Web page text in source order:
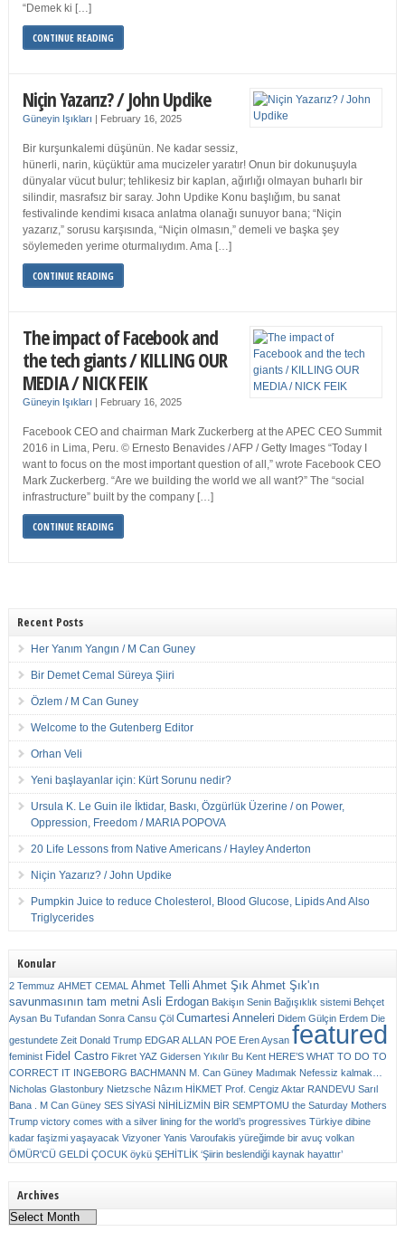
“Demek ki […]
CONTINUE READING
Niçin Yazarız? / John Updike
Güneyin Işıkları | February 16, 2025
Bir kurşunkalemi düşünün. Ne kadar sessiz,
hünerli, narin, küçüktür ama mucizeler yaratır! Onun bir dokunuşuyla
dünyalar vücut bulur; tehlikesiz bir kaplan, ağırlığı olmayan buharlı bir
silindir, masrafsız bir saray. John Updike Konu başlığım, bu sanat
festivalinde kendimi kısaca anlatma olanağı sunuyor bana; “Niçin
yazarız,” sorusu karşısında, “Niçin olmasın,” demeli ve başka şey
söylemeden yerime oturmalıydım. Ama […]
CONTINUE READING
The impact of Facebook and
the tech giants / KILLING OUR
MEDIA / NICK FEIK
Güneyin Işıkları | February 16, 2025
Facebook CEO and chairman Mark Zuckerberg at the APEC CEO Summit
2016 in Lima, Peru. © Ernesto Benavides / AFP / Getty Images “Today I
want to focus on the most important question of all,” wrote Facebook CEO
Mark Zuckerberg. “Are we building the world we all want?” The “social
infrastructure” built by the company […]
CONTINUE READING
Recent Posts
Her Yanım Yangın / M Can Guney
Bir Demet Cemal Süreya Şiiri
Özlem / M Can Guney
Welcome to the Gutenberg Editor
Orhan Veli
Yeni başlayanlar için: Kürt Sorunu nedir?
Ursula K. Le Guin ile İktidar, Baskı, Özgürlük Üzerine / on Power,
Oppression, Freedom / MARIA POPOVA
20 Life Lessons from Native Americans / Hayley Anderton
Niçin Yazarız? / John Updike
Pumpkin Juice to reduce Cholesterol, Blood Glucose, Lipids And Also
Triglycerides
Konular
2 Temmuz AHMET CEMAL Ahmet Telli Ahmet Şık Ahmet Şık'ın
savunmasının tam metni Asli Erdogan Bakişın Senin Bağışıklık sistemi Behçet
Aysan Bu Tufandan Sonra Cansu Çöl Cumartesi Anneleri Didem Gülçin Erdem Die
gestundete Zeit Donald Trump EDGAR ALLAN POE Eren Aysan featured
feminist Fidel Castro Fikret YAZ Gidersen Yıkılır Bu Kent HERE’S WHAT TO DO TO
CORRECT IT INGEBORG BACHMANN M. Can Güney Madımak Nefessiz kalmak…
Nicholas Glastonbury Nietzsche Nâzım HİKMET Prof. Cengiz Aktar RANDEVU Sarıl
Bana . M Can Güney SES SİYASİ NİHİLİZMİN BİR SEMPTOMU the Saturday Mothers
Trump victory comes with a silver lining for the world’s progressives Türkiye dibine
kadar faşizmi yaşayacak Vizyoner Yanis Varoufakis yüreğimde bir avuç volkan
ÖMÜR'CÜ GELDİ ÇOCUK öykü ŞEHİTLİK ‘Şiirin beslendiği kaynak hayattır’
Archives
Archives